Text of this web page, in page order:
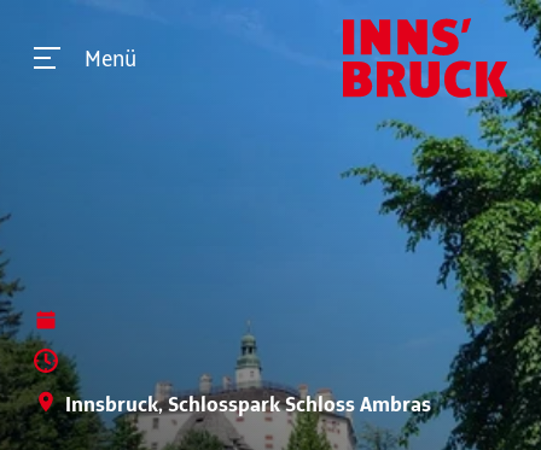
Menü
Innsbruck, Schlosspark Schloss Ambras